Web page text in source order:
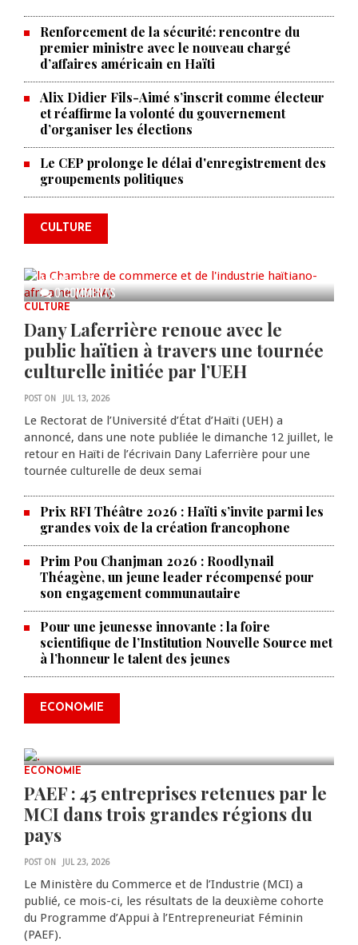
Renforcement de la sécurité: rencontre du
premier ministre avec le nouveau chargé
d’affaires américain en Haïti
Alix Didier Fils-Aimé s’inscrit comme électeur
et réaffirme la volonté du gouvernement
d’organiser les élections
Le CEP prolonge le délai d'enregistrement des
groupements politiques
CULTURE
0 COMMENTS
La Chambre de commerce et de
l'industrie haïtiano-africaine
annonce des activités pour
commémorer le 235e
anniversaire de la cérémonie du
AUG 05, 2026
CULTURE
Dany Laferrière renoue avec le
public haïtien à travers une tournée
culturelle initiée par l’UEH
POST ON JUL 13, 2026
Le Rectorat de l’Université d’État d’Haïti (UEH) a
annoncé, dans une note publiée le dimanche 12 juillet, le
retour en Haïti de l’écrivain Dany Laferrière pour une
tournée culturelle de deux semai
Prix RFI Théâtre 2026 : Haïti s’invite parmi les
grandes voix de la création francophone
Prim Pou Chanjman 2026 : Roodlynail
Théagène, un jeune leader récompensé pour
son engagement communautaire
Pour une jeunesse innovante : la foire
scientifique de l’Institution Nouvelle Source met
à l’honneur le talent des jeunes
ECONOMIE
0 COMMENTS
Produire le savoir pour
transformer Haïti : BRH lance la
2ᵉ édition de ses Journées
scientifiques
ECONOMIE
PAEF : 45 entreprises retenues par le
MCI dans trois grandes régions du
pays
POST ON JUL 23, 2026
Le Ministère du Commerce et de l’Industrie (MCI) a
publié, ce mois-ci, les résultats de la deuxième cohorte
du Programme d’Appui à l’Entrepreneuriat Féminin
(PAEF).